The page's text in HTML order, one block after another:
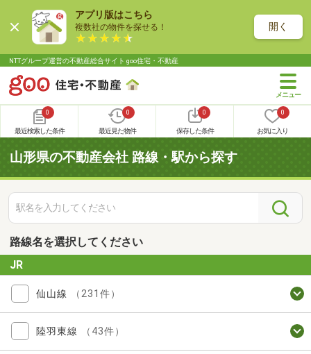
アプリ版はこちら
複数社の物件を探せる！ 開く
NTTグループ運営の不動産総合サイト goo住宅・不動産
0
最近検索した条件
0
最近見た物件
0
保存した条件
0
お気に入り
山形県の不動産会社 路線・駅から探す
路線名を選択してください
JR
仙山線 （231件）
陸羽東線 （43件）